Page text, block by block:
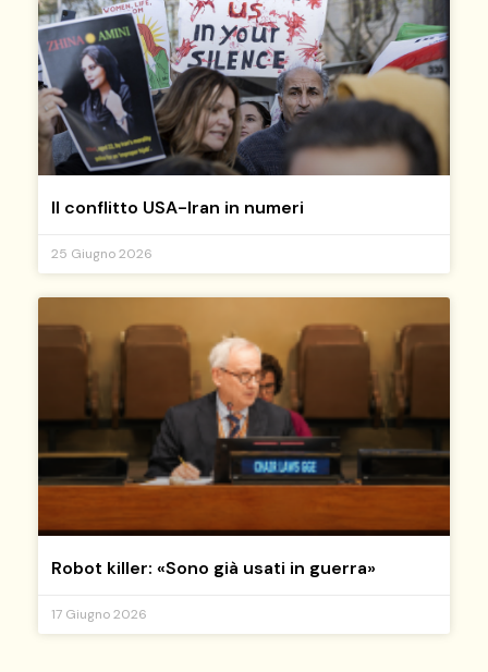
Il conflitto USA-Iran in numeri
25 Giugno 2026
Robot killer: «Sono già usati in guerra»
17 Giugno 2026